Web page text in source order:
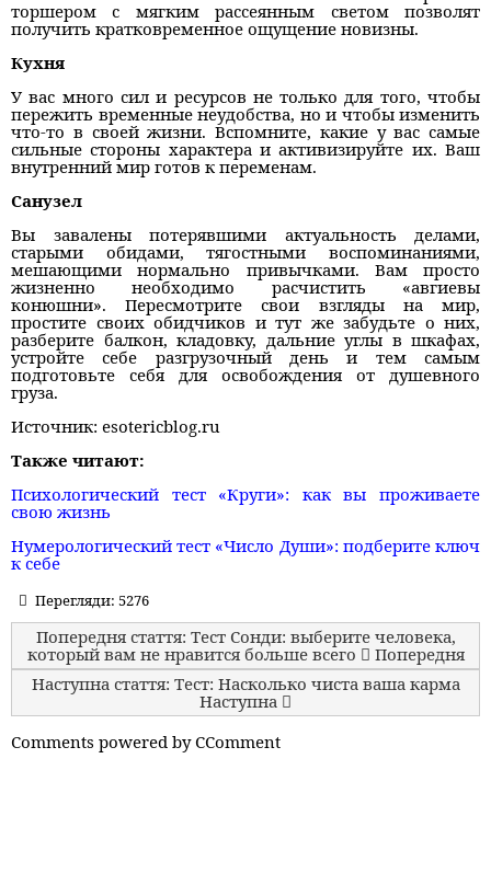
торшером с мягким рассеянным светом позволят
получить кратковременное ощущение новизны.
Кухня
У вас много сил и ресурсов не только для того, чтобы
пережить временные неудобства, но и чтобы изменить
что-то в своей жизни. Вспомните, какие у вас самые
сильные стороны характера и активизируйте их. Ваш
внутренний мир готов к переменам.
Санузел
Вы завалены потерявшими актуальность делами,
старыми обидами, тягостными воспоминаниями,
мешающими нормально привычками. Вам просто
жизненно необходимо расчистить «авгиевы
конюшни». Пересмотрите свои взгляды на мир,
простите своих обидчиков и тут же забудьте о них,
разберите балкон, кладовку, дальние углы в шкафах,
устройте себе разгрузочный день и тем самым
подготовьте себя для освобождения от душевного
груза.
Источник: esotericblog.ru
Также читают:
Психологический тест «Круги»: как вы проживаете
свою жизнь
Нумерологический тест «Число Души»: подберите ключ
к себе
Перегляди: 5276
Попередня стаття: Тест Сонди: выберите человека,
который вам не нравится больше всего
Попередня
Наступна стаття: Тест: Насколько чиста ваша карма
Наступна
Comments powered byCComment